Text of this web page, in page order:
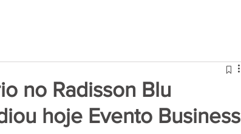
no Radisson Blu
hoje Evento Business